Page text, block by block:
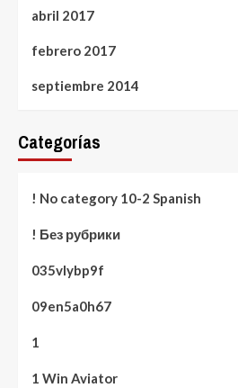
abril 2017
febrero 2017
septiembre 2014
Categorías
! No category 10-2 Spanish
! Без рубрики
035vlybp9f
09en5a0h67
1
1 Win Aviator